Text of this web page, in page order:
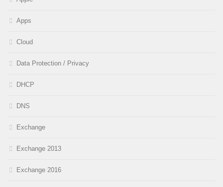
Apps
Cloud
Data Protection / Privacy
DHCP
DNS
Exchange
Exchange 2013
Exchange 2016